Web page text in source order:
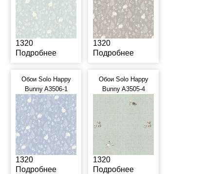
1320
Подробнее
1320
Подробнее
Обои Solo Happy
Bunny A3506-1
1320
Подробнее
Обои Solo Happy
Bunny A3505-4
1320
Подробнее